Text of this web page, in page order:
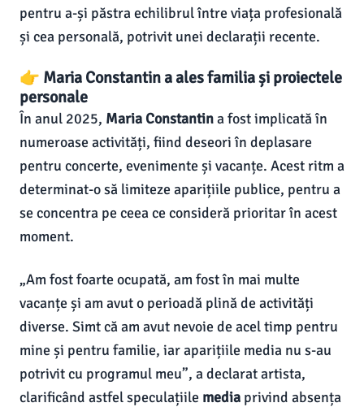
pentru a-și păstra echilibrul între viața profesională
și cea personală, potrivit unei declarații recente.
👉 Maria Constantin a ales familia și proiectele
personale
În anul 2025, Maria Constantina fost implicată în
numeroase activități, fiind deseori în deplasare
pentru concerte, evenimente și vacanțe. Acest ritm a
determinat-o să limiteze aparițiile publice, pentru a
se concentra pe ceea ce consideră prioritar în acest
moment.
„Am fost foarte ocupată, am fost în mai multe
vacanțe și am avut o perioadă plină de activități
diverse. Simt că am avut nevoie de acel timp pentru
mine și pentru familie, iar aparițiile media nu s-au
potrivit cu programul meu”, a declarat artista,
clarificând astfel speculațiile media privind absența